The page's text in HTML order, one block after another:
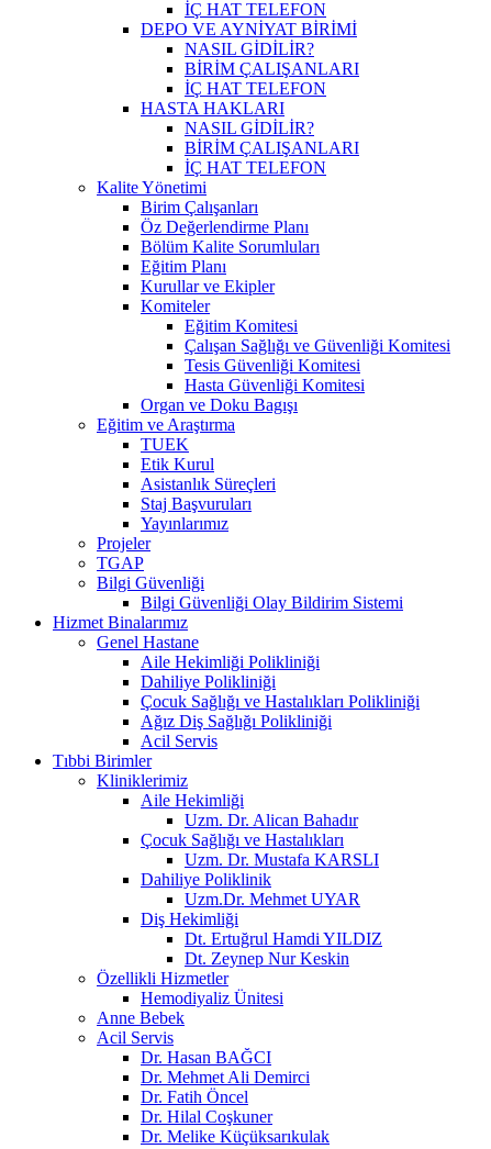
İÇ HAT TELEFON
DEPO VE AYNİYAT BİRİMİ
NASIL GİDİLİR?
BİRİM ÇALIŞANLARI
İÇ HAT TELEFON
HASTA HAKLARI
NASIL GİDİLİR?
BİRİM ÇALIŞANLARI
İÇ HAT TELEFON
Kalite Yönetimi
Birim Çalışanları
Öz Değerlendirme Planı
Bölüm Kalite Sorumluları
Eğitim Planı
Kurullar ve Ekipler
Komiteler
Eğitim Komitesi
Çalışan Sağlığı ve Güvenliği Komitesi
Tesis Güvenliği Komitesi
Hasta Güvenliği Komitesi
Organ ve Doku Bagışı
Eğitim ve Araştırma
TUEK
Etik Kurul
Asistanlık Süreçleri
Staj Başvuruları
Yayınlarımız
Projeler
TGAP
Bilgi Güvenliği
Bilgi Güvenliği Olay Bildirim Sistemi
Hizmet Binalarımız
Genel Hastane
Aile Hekimliği Polikliniği
Dahiliye Polikliniği
Çocuk Sağlığı ve Hastalıkları Polikliniği
Ağız Diş Sağlığı Polikliniği
Acil Servis
Tıbbi Birimler
Kliniklerimiz
Aile Hekimliği
Uzm. Dr. Alican Bahadır
Çocuk Sağlığı ve Hastalıkları
Uzm. Dr. Mustafa KARSLI
Dahiliye Poliklinik
Uzm.Dr. Mehmet UYAR
Diş Hekimliği
Dt. Ertuğrul Hamdi YILDIZ
Dt. Zeynep Nur Keskin
Özellikli Hizmetler
Hemodiyaliz Ünitesi
Anne Bebek
Acil Servis
Dr. Hasan BAĞCI
Dr. Mehmet Ali Demirci
Dr. Fatih Öncel
Dr. Hilal Coşkuner
Dr. Melike Küçüksarıkulak